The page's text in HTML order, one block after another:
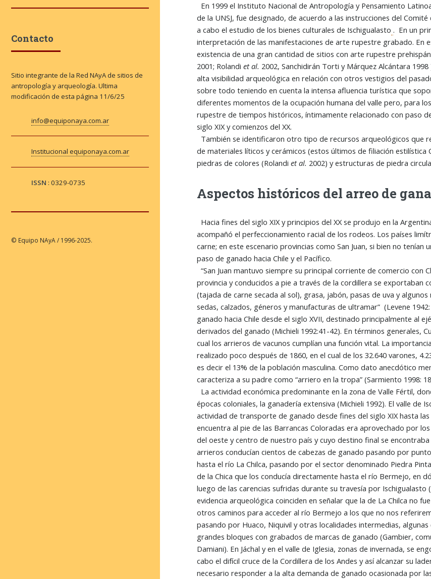
En 1999 el Instituto Nacional de Antropología y Pensamiento
de la UNSJ, fue designado, de acuerdo a las instrucciones del
a cabo el estudio de los bienes culturales de Ischigualasto . En un
interpretación de las manifestaciones de arte rupestre grabado. En
existencia de una gran cantidad de sitios con arte rupestre
2001; Rolandiet al. 2002, Sanchidirán Torti y Márquez Alcántara
alta visibilidad arqueológica en relación con otros vestigios del
sobre todo teniendo en cuenta la intensa afluencia turística que
diferentes momentos de la ocupación humana del valle pero, para
rupestre de tiempos históricos, íntimamente relacionado con paso
siglo XIX y comienzos del XX.
También se identificaron otro tipo de recursos arqueológicos que
de materiales líticos y cerámicos (estos últimos de filiación
piedras de colores (Rolandiet al. 2002) y estructuras de piedra
Aspectos históricos del arreo de
Hacia fines del siglo XIX y principios del XX se produjo en la
acompañó el perfeccionamiento racial de los rodeos. Los países
carne; en este escenario provincias como San Juan, si bien no
paso de ganado hacia Chile y el Pacífico.
“San Juan mantuvo siempre su principal corriente de comercio con
provincia y conducidos a pie a través de la cordillera se exportaban
(tajada de carne secada al sol), grasa, jabón, pasas de uva y
sedas, calzados, géneros y manufacturas de ultramar” (Levene
ganado hacia Chile desde el siglo XVII, destinado principalmente al
derivados del ganado (Michieli 1992:41-42). En términos generales,
cual los arrieros de vacunos cumplían una función vital. La
realizado poco después de 1860, en el cual de los 32.640 varones,
es decir el 13% de la población masculina. Como dato anecdótico
caracteriza a su padre como “arriero en la tropa” (Sarmiento 1998:
La actividad económica predominante en la zona de Valle Fértil,
épocas coloniales, la ganadería extensiva (Michieli 1992). El valle de
actividad de transporte de ganado desde fines del siglo XIX hasta
encuentra al pie de las Barrancas Coloradas era aprovechado por
del oeste y centro de nuestro país y cuyo destino final se
arrieros conducían cientos de cabezas de ganado pasando por
hasta el río La Chilca, pasando por el sector denominado Piedra
de la Chica que los conducía directamente hasta el río Bermejo, en
luego de las carencias sufridas durante su travesía por Ischigualasto
evidencia arqueológica coinciden en señalar que la de La Chilca no
otros caminos para acceder al río Bermejo a los que no nos
pasando por Huaco, Niquivil y otras localidades intermedias,
grandes bloques con grabados de marcas de ganado (Gambier,
Damiani). En Jáchal y en el valle de Iglesia, zonas de invernada, se
cabo el difícil cruce de la Cordillera de los Andes y así alcanzar su
necesario responder a la alta demanda de ganado ocasionada por
Contacto
Sitio integrante de la Red NAyA de sitios de
antropología y arqueología. Ultima
modificación de esta página 11/6/25
info@equiponaya.com.ar
Institucional equiponaya.com.ar
ISSN : 0329-0735
© Equipo NAyA / 1996-2025.